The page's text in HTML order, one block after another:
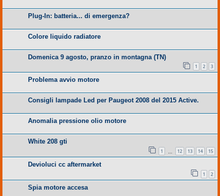
Plug-In: batteria... di emergenza?
Colore liquido radiatore
Domenica 9 agosto, pranzo in montagna (TN)
1 2 3
Problema avvio motore
Consigli lampade Led per Paugeot 2008 del 2015 Active.
Anomalia pressione olio motore
White 208 gti
1 12 13 14 15
Devioluci cc aftermarket
1 2
Spia motore accesa